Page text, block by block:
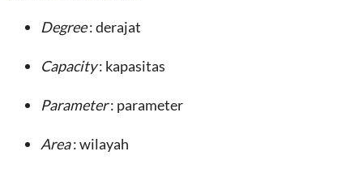
Degree: derajat
Capacity: kapasitas
Parameter: parameter
Area: wilayah